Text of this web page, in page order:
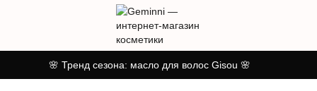
🌸 Тренд сезона: масло для волос Gisou 🌸